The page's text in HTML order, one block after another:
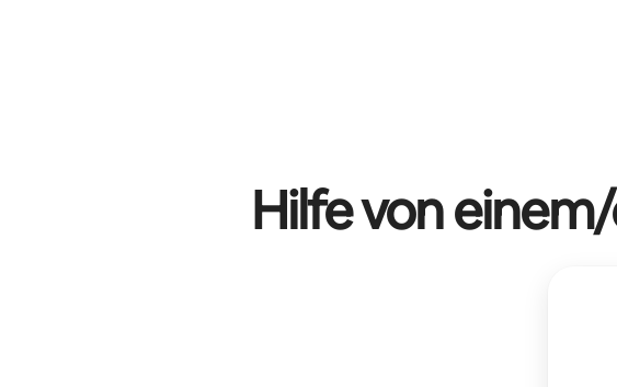
Hilfe von